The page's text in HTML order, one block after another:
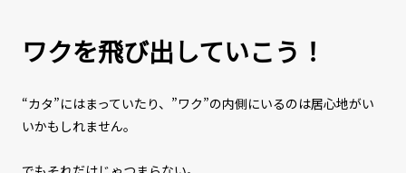
ワクを飛び出していこう！
“カタ”にはまっていたり、”ワク”の内側にいるのは居心地がい
いかもしれません。